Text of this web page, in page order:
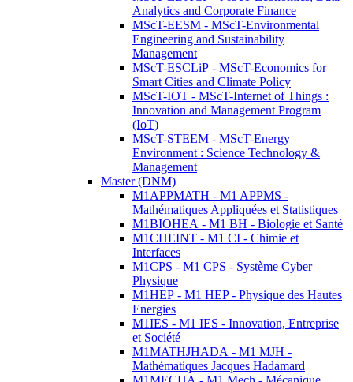
Analytics and Corporate Finance
MScT-EESM - MScT-Environmental
Engineering and Sustainability
Management
MScT-ESCLiP - MScT-Economics for
Smart Cities and Climate Policy
MScT-IOT - MScT-Internet of Things :
Innovation and Management Program
(IoT)
MScT-STEEM - MScT-Energy
Environment : Science Technology &
Management
Master (DNM)
M1APPMATH - M1 APPMS -
Mathématiques Appliquées et Statistiques
M1BIOHEA - M1 BH - Biologie et Santé
M1CHEINT - M1 CI - Chimie et
Interfaces
M1CPS - M1 CPS - Système Cyber
Physique
M1HEP - M1 HEP - Physique des Hautes
Energies
M1IES - M1 IES - Innovation, Entreprise
et Société
M1MATHJHADA - M1 MJH -
Mathématiques Jacques Hadamard